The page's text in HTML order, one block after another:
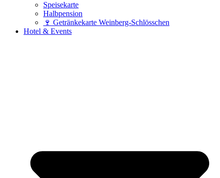
Speisekarte
Halbpension
🍷 Getränkekarte Weinberg-Schlösschen
Hotel & Events